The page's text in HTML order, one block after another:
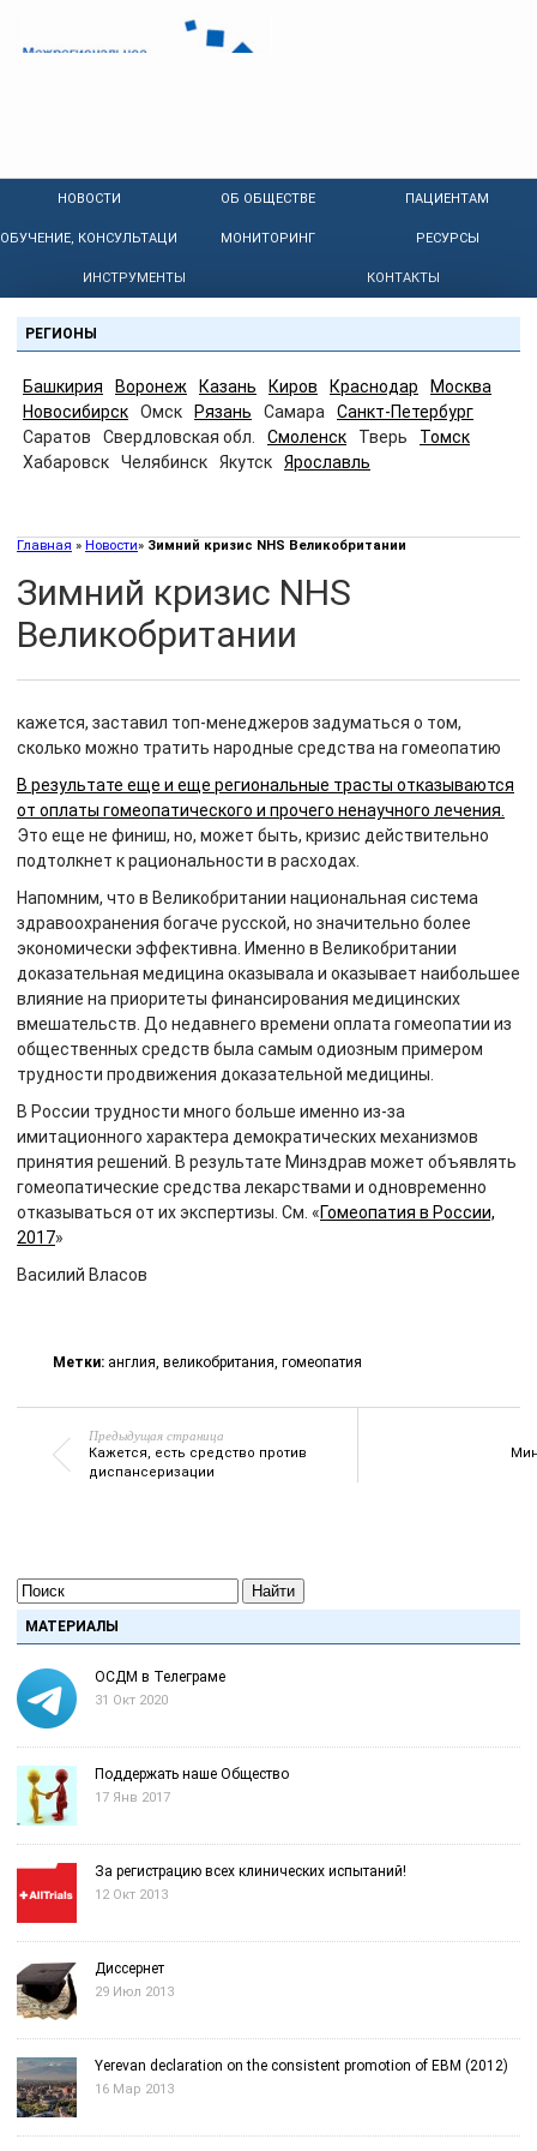
НОВОСТИ ОБ ОБЩЕСТВЕ ПАЦИЕНТАМ
ОБУЧЕНИЕ, КОНСУЛЬТАЦИИ МОНИТОРИНГ РЕСУРСЫ
ИНСТРУМЕНТЫ КОНТАКТЫ
РЕГИОНЫ
Башкирия Воронеж Казань Киров Краснодар
Москва
Новосибирск
Омск Рязань Самара
Санкт-Петербург
Саратов
Свердловская обл. Смоленск Тверь
Томск
Хабаровск
Челябинск Якутск Ярославль
Главная » Новости» Зимний кризис NHS Великобритании
Зимний кризис NHS
Великобритании
кажется, заставил топ-менеджеров задуматься о том,
сколько можно тратить народные средства на гомеопатию
В результате еще и еще региональные трасты отказываются
от оплаты гомеопатического и прочего ненаучного лечения.
Это еще не финиш, но, может быть, кризис действительно
подтолкнет к рациональности в расходах.
Напомним, что в Великобритании национальная система
здравоохранения богаче русской, но значительно более
экономически эффективна. Именно в Великобритании
доказательная медицина оказывала и оказывает наибольшее
влияние на приоритеты финансирования медицинских
вмешательств. До недавнего времени оплата гомеопатии из
общественных средств была самым одиозным примером
трудности продвижения доказательной медицины.
В России трудности много больше именно из-за
имитационного характера демократических механизмов
принятия решений. В результате Минздрав может объявлять
гомеопатические средства лекарствами и одновременно
отказываться от их экспертизы. См. «Гомеопатия в России,
2017»
Василий Власов
Метки: англия, великобритания, гомеопатия
Предыдущая страница
Кажется, есть средство против
диспансеризации
Найти
МАТЕРИАЛЫ
ОСДМ в Телеграме
31 Окт 2020
Поддержать наше Общество
17 Янв 2017
За регистрацию всех клинических испытаний!
12 Окт 2013
Диссернет
29 Июл 2013
Yerevan declaration on the consistent promotion of EBM (2012)
16 Мар 2013